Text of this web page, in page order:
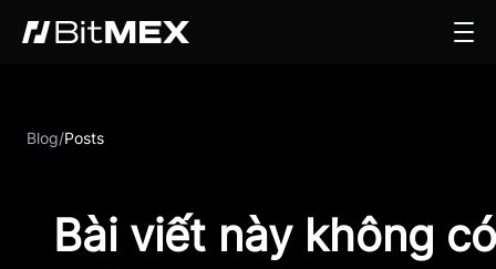
Blog/Posts
Bài viết này không có